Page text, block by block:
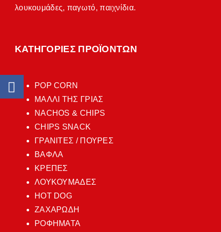
λουκουμάδες, παγωτό, παιχνίδια.
ΚΑΤΗΓΟΡΙΕΣ ΠΡΟΪΟΝΤΩΝ
POP CORN
ΜΑΛΛΙ ΤΗΣ ΓΡΙΑΣ
NACHOS & CHIPS
CHIPS SNACK
ΓΡΑΝΙΤΕΣ / ΠΟΥΡΕΣ
ΒΑΦΛΑ
ΚΡΕΠΕΣ
ΛΟΥΚΟΥΜΑΔΕΣ
HOT DOG
ΖΑΧΑΡΩΔΗ
ΡΟΦΗΜΑΤΑ